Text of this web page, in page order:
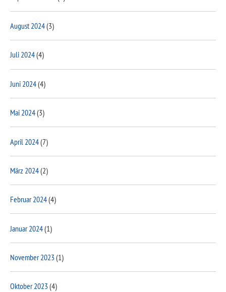
August 2024(3)
Juli 2024(4)
Juni 2024(4)
Mai 2024(3)
April 2024(7)
März 2024(2)
Februar 2024(4)
Januar 2024(1)
November 2023(1)
Oktober 2023(4)